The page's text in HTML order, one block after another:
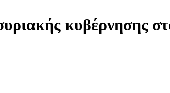
κυβέρνησης